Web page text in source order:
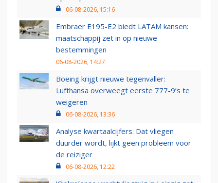
06-08-2026, 15:16
Embraer E195-E2 biedt LATAM kansen:
maatschappij zet in op nieuwe
bestemmingen
06-08-2026, 14:27
Boeing krijgt nieuwe tegenvaller:
Lufthansa overweegt eerste 777-9’s te
weigeren
06-08-2026, 13:36
Analyse kwartaalcijfers: Dat vliegen
duurder wordt, lijkt geen probleem voor
de reiziger
06-08-2026, 12:22